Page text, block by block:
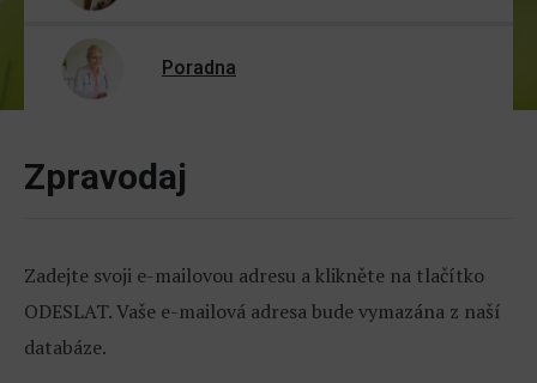
Poradna
Zpravodaj
Zadejte svoji e-mailovou adresu a klikněte na tlačítko
ODESLAT. Vaše e-mailová adresa bude vymazána z naší
databáze.